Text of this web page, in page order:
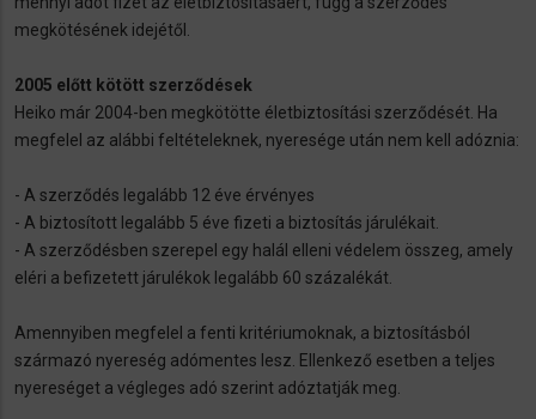
megkötésének idejétől.
2005 előtt kötött szerződések
Heiko már 2004-ben megkötötte életbiztosítási szerződését. Ha
megfelel az alábbi feltételeknek, nyeresége után nem kell adóznia:
- A szerződés legalább 12 éve érvényes
- A biztosított legalább 5 éve fizeti a biztosítás járulékait.
- A szerződésben szerepel egy halál elleni védelem összeg, amely
eléri a befizetett járulékok legalább 60 százalékát.
Amennyiben megfelel a fenti kritériumoknak, a biztosításból
származó nyereség adómentes lesz. Ellenkező esetben a teljes
nyereséget a végleges adó szerint adóztatják meg.